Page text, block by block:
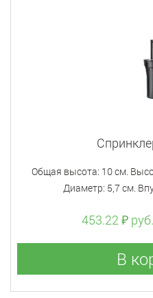
Общая высота: 10 см.
Диаметр: 5,7 см.
453.22 ₽ руб.
В